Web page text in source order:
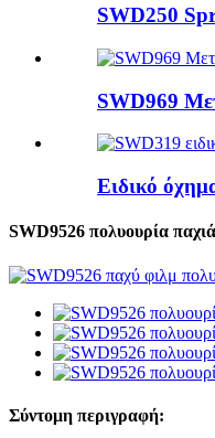
SWD250
SWD969
Ειδικό
SWD9526 πολυουρία
Σύντομη περιγραφή: